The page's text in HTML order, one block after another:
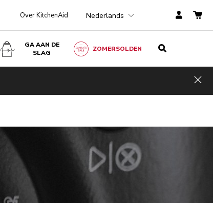
Over KitchenAid Nederlands
GA AAN DE
SLAG
ZOMERSOLDEN